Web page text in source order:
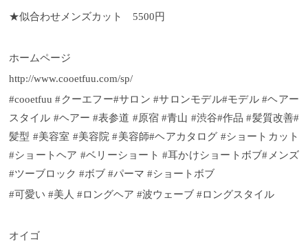
★似合わせメンズカット 5500円
ホームページ
http://www.cooetfuu.com/sp/
#cooetfuu #クーエフー#サロン #サロンモデル#モデル #ヘアー
スタイル #ヘアー #表参道 #原宿 #青山 #渋谷#作品 #髪質改善#
髪型 #美容室 #美容院 #美容師#ヘアカタログ #ショートカット
#ショートヘア #ベリーショート #耳かけショートボブ#メンズ
#ツーブロック #ボブ #パーマ #ショートボブ
#可愛い #美人 #ロングヘア #波ウェーブ #ロングスタイル
オイゴ